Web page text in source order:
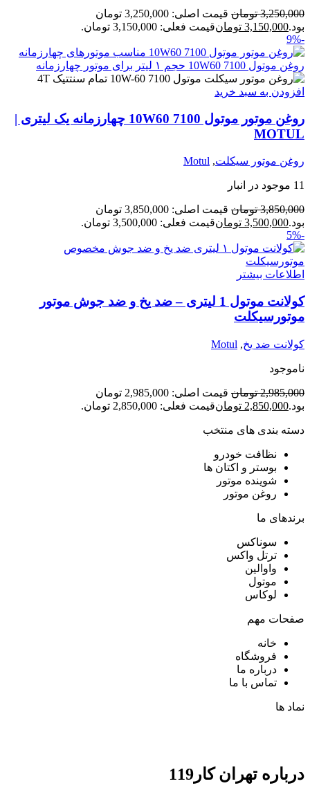
3,250,000 تومان
قیمت اصلی: 3,250,000 تومان
بود.3,150,000 تومانقیمت فعلی: 3,150,000 تومان.
-9%
افزودن به سبد خرید
روغن موتور موتول 7100 10W60 چهارزمانه یک لیتری |
MOTUL
روغن موتور سیکلت,
Motul
11 موجود در انبار
3,850,000 تومان
قیمت اصلی: 3,850,000 تومان
بود.3,500,000 تومانقیمت فعلی: 3,500,000 تومان.
-5%
اطلاعات بیشتر
کولانت موتول 1 لیتری – ضد یخ و ضد جوش موتور
موتورسیکلت
کولانت ضد یخ,
Motul
ناموجود
2,985,000 تومان
قیمت اصلی: 2,985,000 تومان
بود.2,850,000 تومانقیمت فعلی: 2,850,000 تومان.
دسته بندی های منتخب
نظافت خودرو
بوستر و اکتان ها
شوینده موتور
روغن موتور
برندهای ما
سوناکس
ترتل واکس
واوالین
موتول
لوکاس
صفحات مهم
خانه
فروشگاه
درباره ما
تماس با ما
نماد ها
درباره تهران کار119